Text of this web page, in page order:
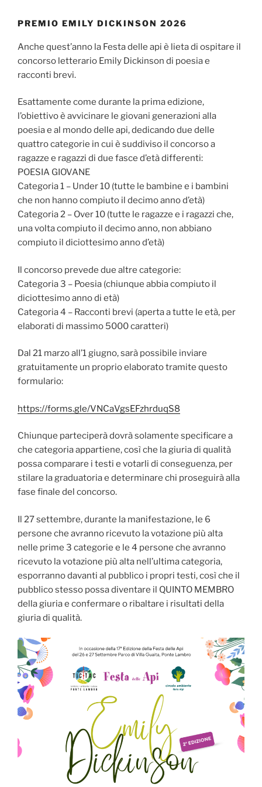
PREMIO EMILY DICKINSON 2026
Anche quest’anno la Festa delle api è lieta di ospitare il
concorso letterario Emily Dickinson di poesia e
racconti brevi.
Esattamente come durante la prima edizione,
l’obiettivo è avvicinare le giovani generazioni alla
poesia e al mondo delle api, dedicando due delle
quattro categorie in cui è suddiviso il concorso a
ragazze e ragazzi di due fasce d’età differenti:
POESIA GIOVANE
Categoria 1 – Under 10 (tutte le bambine e i bambini
che non hanno compiuto il decimo anno d’età)
Categoria 2 – Over 10 (tutte le ragazze e i ragazzi che,
una volta compiuto il decimo anno, non abbiano
compiuto il diciottesimo anno d’età)
Il concorso prevede due altre categorie:
Categoria 3 – Poesia (chiunque abbia compiuto il
diciottesimo anno di età)
Categoria 4 – Racconti brevi (aperta a tutte le età, per
elaborati di massimo 5000 caratteri)
Dal 21 marzo all’1 giugno, sarà possibile inviare
gratuitamente un proprio elaborato tramite questo
formulario:
https://forms.gle/VNCaVgsEFzhrduqS8
Chiunque parteciperà dovrà solamente specificare a
che categoria appartiene, così che la giuria di qualità
possa comparare i testi e votarli di conseguenza, per
stilare la graduatoria e determinare chi proseguirà alla
fase finale del concorso.
Il 27 settembre, durante la manifestazione, le 6
persone che avranno ricevuto la votazione più alta
nelle prime 3 categorie e le 4 persone che avranno
ricevuto la votazione più alta nell’ultima categoria,
esporranno davanti al pubblico i propri testi, così che il
pubblico stesso possa diventare il QUINTO MEMBRO
della giuria e confermare o ribaltare i risultati della
giuria di qualità.